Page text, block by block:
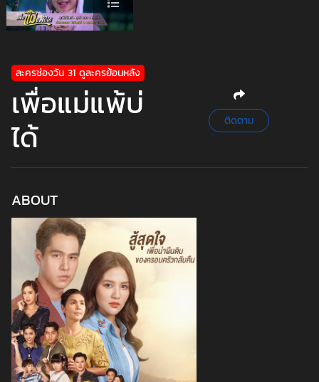
ละครช่องวัน 31 ดูละครย้อนหลัง
เพื่อแม่แพ้บ่
ได้
ติดตาม
ABOUT